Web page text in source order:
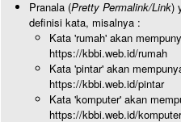
Pranala (Pretty Permalink/Link)
definisi kata, misalnya :
Kata 'rumah' akan
https://kbbi.web.id/rumah
Kata 'pintar' akan
https://kbbi.web.id/pintar
Kata 'komputer' akan
https://kbbi.web.id/komputer